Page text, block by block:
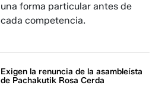
una forma particular antes de
cada competencia.
Exigen la renuncia de la asambleísta
de Pachakutik Rosa Cerda